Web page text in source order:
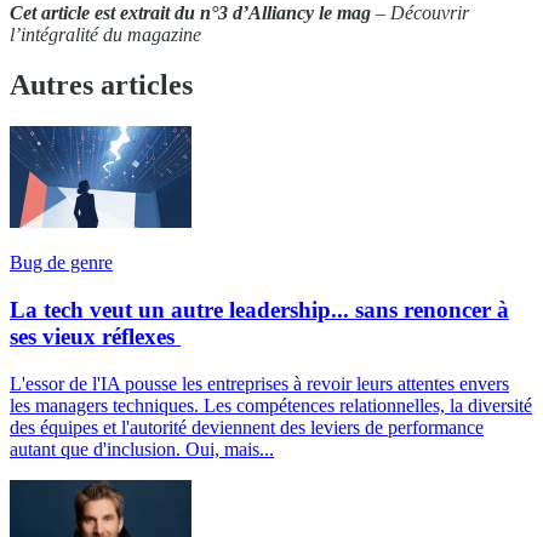
Cet article est extrait du n°3 d’Alliancy le mag – Découvrir
l’intégralité du magazine
Autres articles
Bug de genre
La tech veut un autre leadership... sans renoncer à
ses vieux réflexes
L'essor de l'IA pousse les entreprises à revoir leurs attentes envers
les managers techniques. Les compétences relationnelles, la diversité
des équipes et l'autorité deviennent des leviers de performance
autant que d'inclusion. Oui, mais...